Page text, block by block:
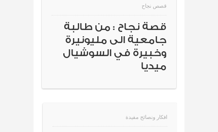
قصص نجاح
قصة نجاح : من طالبة
جامعية الى مليونيرة
وخبيرة في السوشيال
ميديا
افكار ونصائح مفيدة